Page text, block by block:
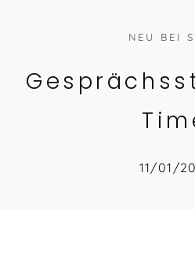
NEU BEI
11/01/